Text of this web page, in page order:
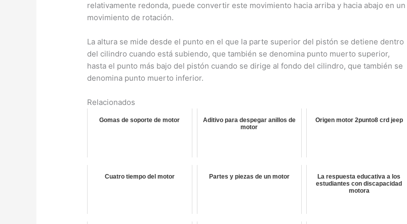
relativamente redonda, puede convertir este movimiento hacia arriba y hacia abajo en un
movimiento de rotación.
La altura se mide desde el punto en el que la parte superior del pistón se detiene dentro
del cilindro cuando está subiendo, que también se denomina punto muerto superior,
hasta el punto más bajo del pistón cuando se dirige al fondo del cilindro, que también se
denomina punto muerto inferior.
Relacionados
Gomas de soporte de motor
Aditivo para despegar anillos de
motor
Origen motor 2punto8 crd jeep
Cuatro tiempo del motor Partes y piezas de un motor
La respuesta educativa a los
estudiantes con discapacidad
motora